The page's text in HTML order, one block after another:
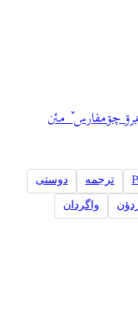
چۊمفارس ٚ مئن
ترجمه دوستی
واگردان